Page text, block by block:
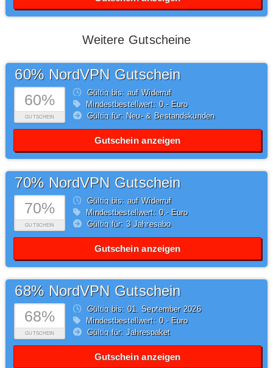
Weitere Gutscheine
60%
GUTSCHEIN
60% NordVPN Gutschein
Gültig bis: auf Widerruf
Mindestbestellwert: 0,- Euro
Gültig für: Neu- & Bestandskunden
Gutschein anzeigen
70%
GUTSCHEIN
70% NordVPN Gutschein
Gültig bis: auf Widerruf
Mindestbestellwert: 0,- Euro
Gültig für: 3 Jahresabo
Gutschein anzeigen
68%
GUTSCHEIN
68% NordVPN Gutschein
Gültig bis: 01.September2026
Mindestbestellwert: 0,- Euro
Gültig für: Jahrespaket
Gutschein anzeigen